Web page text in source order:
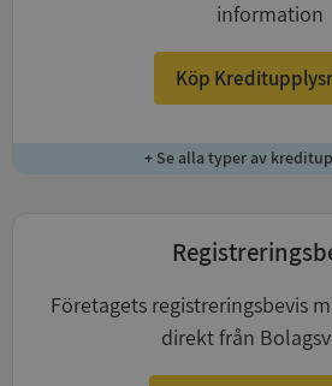
information
Köp
+ Se alla typer av
Företagets registreringsbevis
direkt från